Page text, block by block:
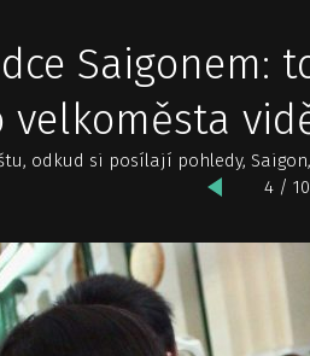
Saigonem:
velkoměsta
odkud si posílají pohledy,
4 / 10